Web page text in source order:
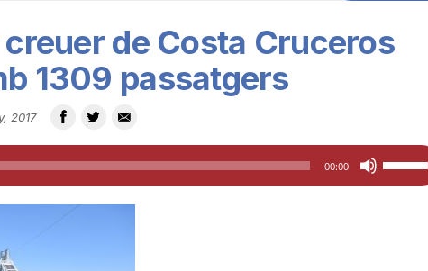
de Costa Cruceros
1309 passatgers
2017
00:00
Feu
servir